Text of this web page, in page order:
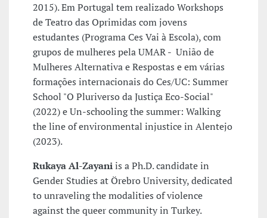
2015). Em Portugal tem realizado Workshops
de Teatro das Oprimidas com jovens
estudantes (Programa Ces Vai à Escola), com
grupos de mulheres pela UMAR - União de
Mulheres Alternativa e Respostas e em várias
formações internacionais do Ces/UC: Summer
School "O Pluriverso da Justiça Eco-Social"
(2022) e Un-schooling the summer: Walking
the line of environmental injustice in Alentejo
(2023).
Rukaya Al-Zayaniis a Ph.D. candidate in
Gender Studies at Örebro University, dedicated
to unraveling the modalities of violence
against the queer community in Turkey.